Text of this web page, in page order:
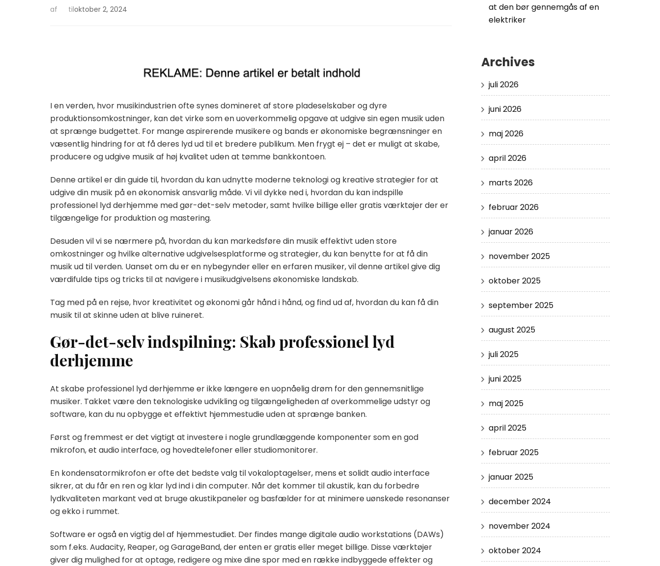
af tiloktober 2, 2024
I en verden, hvor musikindustrien ofte synes domineret af store pladeselskaber og dyre
produktionsomkostninger, kan det virke som en uoverkommelig opgave at udgive sin egen musik uden
at sprænge budgettet. For mange aspirerende musikere og bands er økonomiske begrænsninger en
væsentlig hindring for at få deres lyd ud til et bredere publikum. Men frygt ej – det er muligt at skabe,
producere og udgive musik af høj kvalitet uden at tømme bankkontoen.
Denne artikel er din guide til, hvordan du kan udnytte moderne teknologi og kreative strategier for at
udgive din musik på en økonomisk ansvarlig måde. Vi vil dykke ned i, hvordan du kan indspille
professionel lyd derhjemme med gør-det-selv metoder, samt hvilke billige eller gratis værktøjer der er
tilgængelige for produktion og mastering.
Desuden vil vi se nærmere på, hvordan du kan markedsføre din musik effektivt uden store
omkostninger og hvilke alternative udgivelsesplatforme og strategier, du kan benytte for at få din
musik ud til verden. Uanset om du er en nybegynder eller en erfaren musiker, vil denne artikel give dig
værdifulde tips og tricks til at navigere i musikudgivelsens økonomiske landskab.
Tag med på en rejse, hvor kreativitet og økonomi går hånd i hånd, og find ud af, hvordan du kan få din
musik til at skinne uden at blive ruineret.
Gør-det-selv indspilning: Skab professionel lyd
derhjemme
At skabe professionel lyd derhjemme er ikke længere en uopnåelig drøm for den gennemsnitlige
musiker. Takket være den teknologiske udvikling og tilgængeligheden af overkommelige udstyr og
software, kan du nu opbygge et effektivt hjemmestudie uden at sprænge banken.
Først og fremmest er det vigtigt at investere i nogle grundlæggende komponenter som en god
mikrofon, et audio interface, og hovedtelefoner eller studiomonitorer.
En kondensatormikrofon er ofte det bedste valg til vokaloptagelser, mens et solidt audio interface
sikrer, at du får en ren og klar lyd ind i din computer. Når det kommer til akustik, kan du forbedre
lydkvaliteten markant ved at bruge akustikpaneler og basfælder for at minimere uønskede resonanser
og ekko i rummet.
Software er også en vigtig del af hjemmestudiet. Der findes mange digitale audio workstations (DAWs)
som f.eks. Audacity, Reaper, og GarageBand, der enten er gratis eller meget billige. Disse værktøjer
giver dig mulighed for at optage, redigere og mixe dine spor med en række indbyggede effekter og
at den bør gennemgås af en
elektriker
Archives
juli 2026
juni 2026
maj 2026
april 2026
marts 2026
februar 2026
januar 2026
november 2025
oktober 2025
september 2025
august 2025
juli 2025
juni 2025
maj 2025
april 2025
februar 2025
januar 2025
december 2024
november 2024
oktober 2024